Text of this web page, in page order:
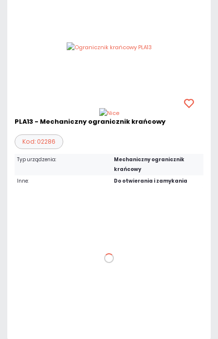
PLA13 - Mechaniczny ogranicznik krańcowy
Kod: 02286
Typ urządzenia:
Mechaniczny ogranicznik
krańcowy
Inne:
Do otwierania i zamykania
DO KOSZYKA